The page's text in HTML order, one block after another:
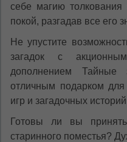
себе магию
покой, разгадав все его
Не упустите
загадок с
дополнением Тайные
отличным подарком
игр и загадочных
Готовы ли вы
старинного поместья?